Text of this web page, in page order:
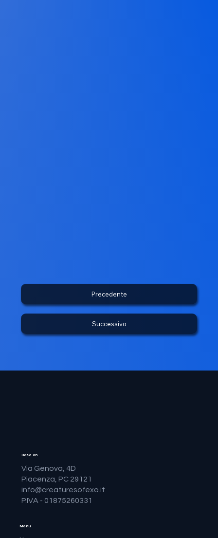
Precedente
Successivo
Via Genova, 4D
Piacenza, PC 29121
info@creaturesofexo.it
P.IVA - 01875260331
Base on
Menu